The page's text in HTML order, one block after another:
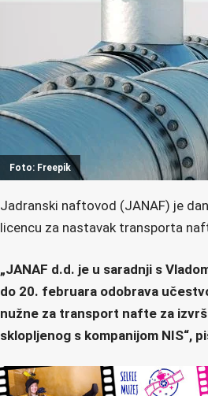
Foto: Freepik
Jadranski naftovod (JANAF) je
licencu za nastavak transporta
„JANAF d.d. je u saradnji s
do 20. februara odobrava
nužne za transport nafte za
sklopljenog s kompanijom NIS“,